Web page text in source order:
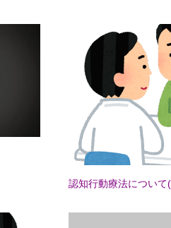
認知行動療法について